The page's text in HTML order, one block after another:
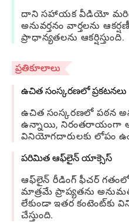
దాని సహాయక వీడియో
అనువర్తనం వార్తలను
ప్రాధాన్యతలను ఆకర్షిస్తుంది.
ప్రతికూలాలు
ఉచిత సంస్కరణలో ప్రకటనలు
ఉచిత సంస్కరణలో పఠన
ఉన్నాయి, నిరంతరాయంగా
వినియోగదారులకు లోపం
పరిమిత ఆఫ్‌లైన్ యాక్సెస్
ఆఫ్‌లైన్ రీడింగ్ ఫీచర్
మాత్రమే ప్రాప్యతను
లేకుండా ఇతర కంటెంట్‌కు
చేస్తుంది.